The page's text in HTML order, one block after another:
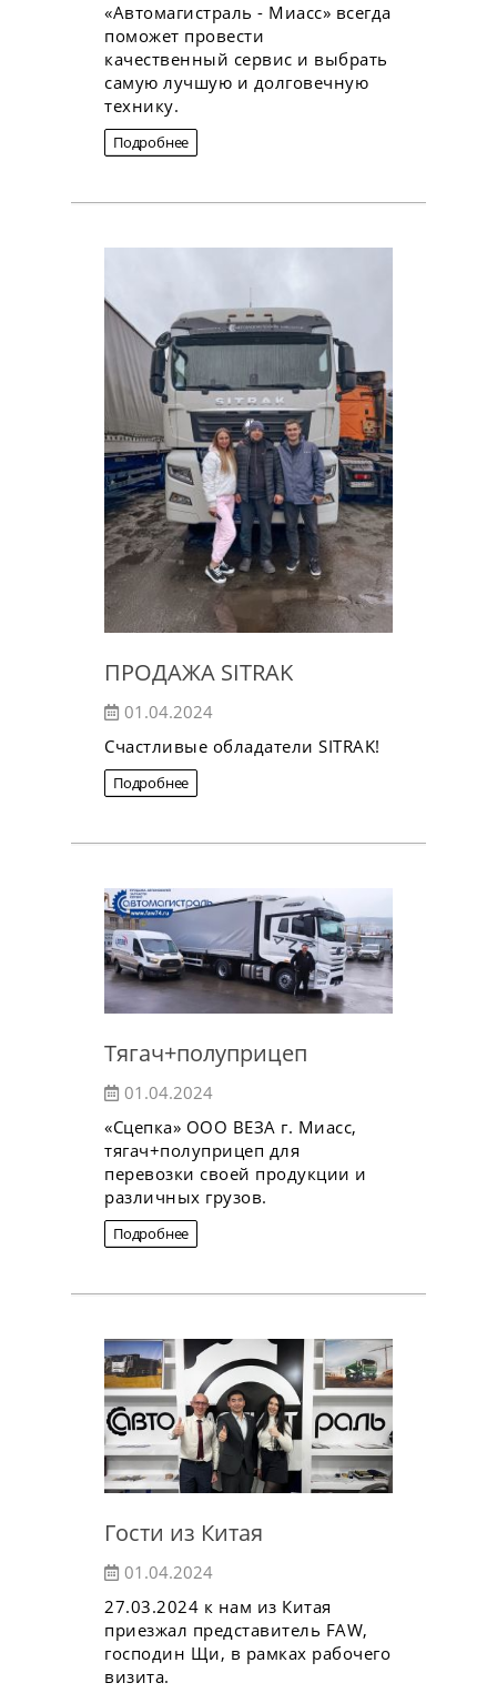
«Автомагистраль - Миасс» всегда
поможет провести
качественный сервис и выбрать
самую лучшую и долговечную
технику.
Подробнее
ПРОДАЖА SITRAK
01.04.2024
Счастливые обладатели SITRAK!
Подробнее
Тягач+полуприцеп
01.04.2024
«Сцепка» ООО ВЕЗА г. Миасс,
тягач+полуприцеп для
перевозки своей продукции и
различных грузов.
Подробнее
Гости из Китая
01.04.2024
27.03.2024 к нам из Китая
приезжал представитель FAW,
господин Щи, в рамках рабочего
визита.